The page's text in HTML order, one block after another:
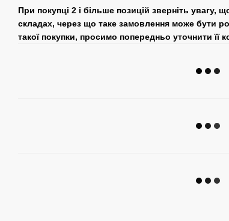
При покупці 2 і більше позицій зверніть увагу,
складах, через що таке замовлення може бути
такої покупки, просимо попередньо уточнити її